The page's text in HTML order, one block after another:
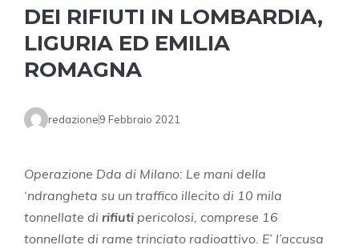
DEI RIFIUTI IN LOMBARDIA,
LIGURIA ED EMILIA
ROMAGNA
redazione9 Febbraio 2021
Operazione Dda di Milano: Le mani della
‘ndrangheta su un traffico illecito di 10 mila
tonnellate di rifiuti pericolosi, comprese 16
tonnellate di rame trinciato radioattivo. E’ l’accusa